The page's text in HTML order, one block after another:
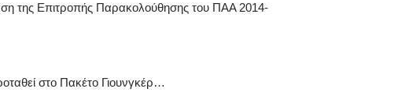
της Επιτροπής Παρακολούθησης του ΠΑΑ 2014-
στο Πακέτο Γιουνγκέρ…